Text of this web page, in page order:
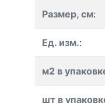
Размер, см:
Ед. изм.:
м2 в
шт в